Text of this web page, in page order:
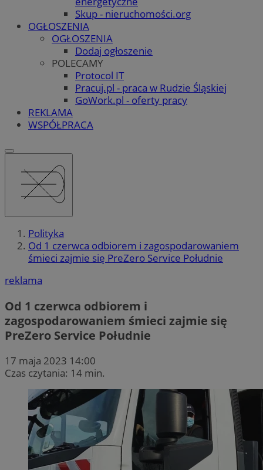
Skup - nieruchomości.org
OGŁOSZENIA
OGŁOSZENIA
Dodaj ogłoszenie
POLECAMY
Protocol IT
Pracuj.pl - praca w Rudzie Śląskiej
GoWork.pl - oferty pracy
REKLAMA
WSPÓŁPRACA
Polityka
Od 1 czerwca odbiorem i zagospodarowaniem
śmieci zajmie się PreZero Service Południe
reklama
Od 1 czerwca odbiorem i
zagospodarowaniem śmieci zajmie się
PreZero Service Południe
17 maja 2023 14:00
Czas czytania: 14 min.